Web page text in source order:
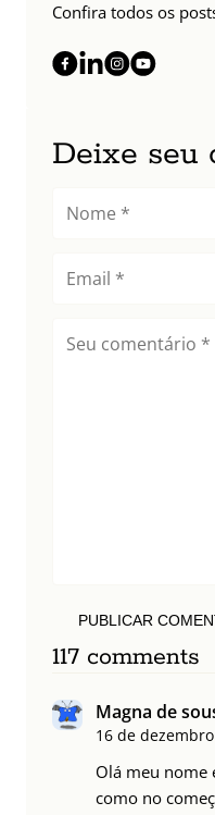
Confira todos os
Deixe seu
PUBLICAR
117 comments
Magna de
16 de
Olá meu nome
como no